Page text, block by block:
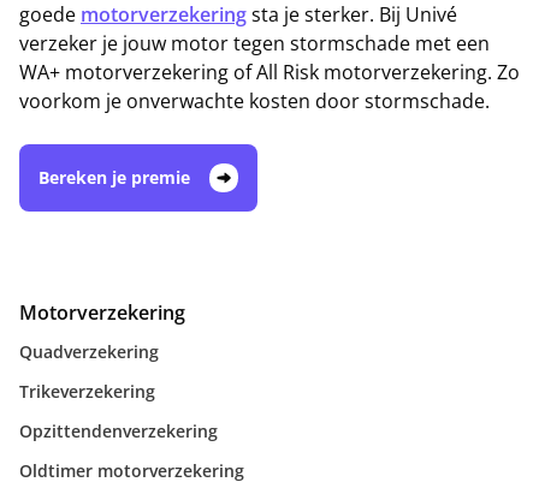
goede motorverzekeringsta je sterker. Bij Univé
verzeker je jouw motor tegen stormschade met een
WA+ motorverzekering of All Risk motorverzekering. Zo
voorkom je onverwachte kosten door stormschade.
Bereken je premie
Motorverzekering
Quadverzekering
Trikeverzekering
Opzittendenverzekering
Oldtimer motorverzekering